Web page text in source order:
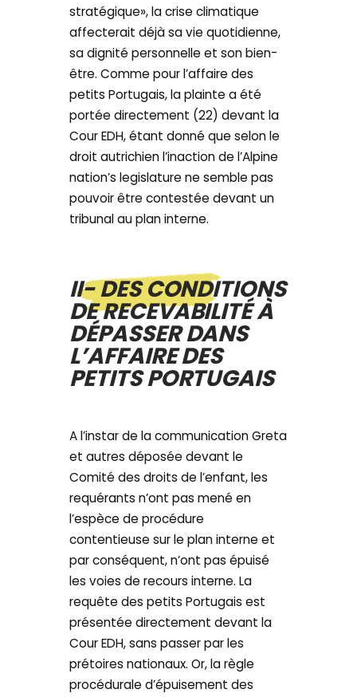
stratégique», la crise climatique
affecterait déjà sa vie quotidienne,
sa dignité personnelle et son bien-
être. Comme pour l’affaire des
petits Portugais, la plainte a été
portée directement (22) devant la
Cour EDH, étant donné que selon le
droit autrichien l’inaction de l’Alpine
nation’s legislature ne semble pas
pouvoir être contestée devant un
tribunal au plan interne.
II- DES CONDITIONS
DE RECEVABILITÉ À
DÉPASSER DANS
L’AFFAIRE DES
PETITS PORTUGAIS
A l’instar de la communication Greta
et autres déposée devant le
Comité des droits de l’enfant, les
requérants n’ont pas mené en
l’espèce de procédure
contentieuse sur le plan interne et
par conséquent, n’ont pas épuisé
les voies de recours interne. La
requête des petits Portugais est
présentée directement devant la
Cour EDH, sans passer par les
prétoires nationaux. Or, la règle
procédurale d’épuisement des